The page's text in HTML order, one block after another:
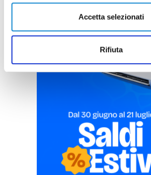
Accetta selezionati
Rifiuta
Pubblicità